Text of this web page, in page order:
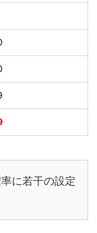
に若干の設定